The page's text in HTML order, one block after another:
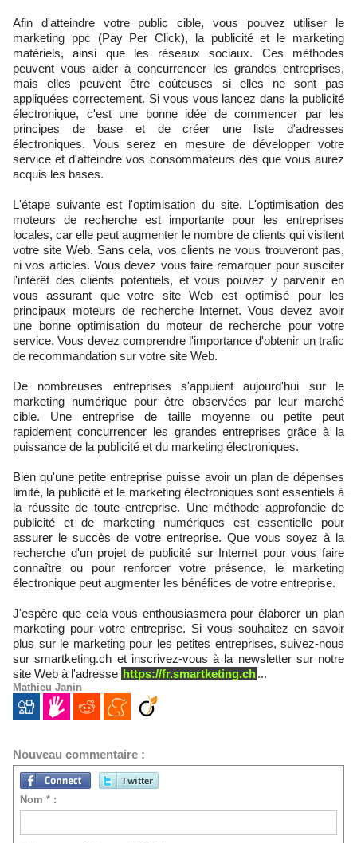
Afin d'atteindre votre public cible, vous pouvez utiliser le
marketing ppc (Pay Per Click), la publicité et le marketing
matériels, ainsi que les réseaux sociaux. Ces méthodes
peuvent vous aider à concurrencer les grandes entreprises,
mais elles peuvent être coûteuses si elles ne sont pas
appliquées correctement. Si vous vous lancez dans la publicité
électronique, c'est une bonne idée de commencer par les
principes de base et de créer une liste d'adresses
électroniques. Vous serez en mesure de développer votre
service et d'atteindre vos consommateurs dès que vous aurez
acquis les bases.
L'étape suivante est l'optimisation du site. L'optimisation des
moteurs de recherche est importante pour les entreprises
locales, car elle peut augmenter le nombre de clients qui visitent
votre site Web. Sans cela, vos clients ne vous trouveront pas,
ni vos articles. Vous devez vous faire remarquer pour susciter
l'intérêt des clients potentiels, et vous pouvez y parvenir en
vous assurant que votre site Web est optimisé pour les
principaux moteurs de recherche Internet. Vous devez avoir
une bonne optimisation du moteur de recherche pour votre
service. Vous devez comprendre l'importance d'obtenir un trafic
de recommandation sur votre site Web.
De nombreuses entreprises s'appuient aujourd'hui sur le
marketing numérique pour être observées par leur marché
cible. Une entreprise de taille moyenne ou petite peut
rapidement concurrencer les grandes entreprises grâce à la
puissance de la publicité et du marketing électroniques.
Bien qu'une petite entreprise puisse avoir un plan de dépenses
limité, la publicité et le marketing électroniques sont essentiels à
la réussite de toute entreprise. Une méthode approfondie de
publicité et de marketing numériques est essentielle pour
assurer le succès de votre entreprise. Que vous soyez à la
recherche d'un projet de publicité sur Internet pour vous faire
connaître ou pour renforcer votre présence, le marketing
électronique peut augmenter les bénéfices de votre entreprise.
J'espère que cela vous enthousiasmera pour élaborer un plan
marketing pour votre entreprise. Si vous souhaitez en savoir
plus sur le marketing pour les petites entreprises, suivez-nous
sur smartketing.ch et inscrivez-vous à la newsletter sur notre
site Web à l'adresse https://fr.smartketing.ch...
Mathieu Janin
Nouveau commentaire :
Nom * :